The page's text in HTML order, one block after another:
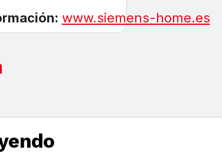
www.siemens-home.es